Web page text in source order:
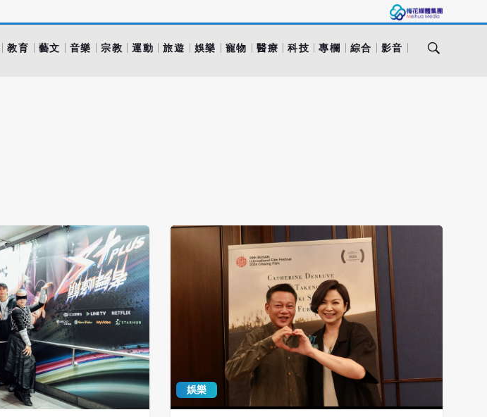
教育 藝文 音樂 宗教 運動 旅遊 娛樂 寵物 醫療 科技 專欄 綜合 影音
娛樂